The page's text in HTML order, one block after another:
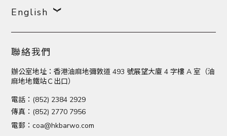
English
聯絡我們
辦公室地址：香港油麻地彌敦道 493 號展望大廈 4 字樓 A 室（油
麻地地鐵站Ｃ出口）
電話：(852) 2384 2929
傳真：(852) 2770 7956
電郵： coa@hkbarwo.com